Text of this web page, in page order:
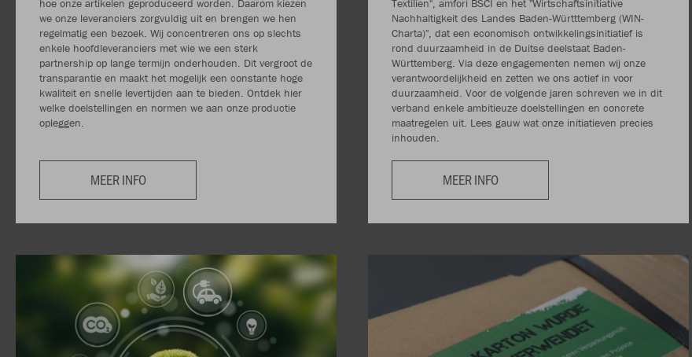
hoe onze artikelen geproduceerd worden. Daarom kiezen
we onze leveranciers zorgvuldig uit en brengen we hen
regelmatig een bezoek. Wij concentreren ons op slechts
enkele hoofdleveranciers met wie we een sterk
partnership op lange termijn onderhouden. Dit vergroot de
transparantie en maakt het mogelijk een constante hoge
kwaliteit en snelle levertijden aan te bieden. Ontdek hier
welke doelstellingen en normen we aan onze productie
opleggen.
MEER INFO
Textilien", amfori BSCI en het "Wirtschaftsinitiative
Nachhaltigkeit des Landes Baden-Württtemberg (WIN-
Charta)", dat een economisch ontwikkelingsinitiatief is
rond duurzaamheid in de Duitse deelstaat Baden-
Württemberg. Via deze engagementen nemen wij onze
verantwoordelijkheid en zetten we ons actief in voor
duurzaamheid. Voor de volgende jaren schreven we in dit
verband enkele ambitieuze doelstellingen en concrete
maatregelen uit. Lees gauw wat onze initiatieven precies
inhouden.
MEER INFO